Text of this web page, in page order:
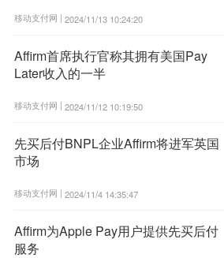
移动支付网 | 2024/11/13 10:24:20
Affirm首席执行官称其拥有美国Pay
Later收入的一半
移动支付网 | 2024/11/12 10:19:50
先买后付BNPL企业Affirm将进军英国
市场
移动支付网 | 2024/11/4 14:35:47
Affirm为Apple Pay用户提供先买后付
服务